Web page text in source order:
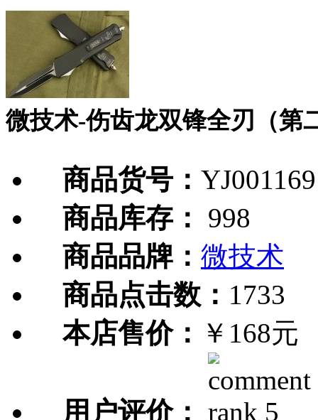
微技术-伤齿龙双锋全刃（第
商品货号： YJ001169
商品库存：
998
商品品牌： 微技术
商品点击数： 1733
本店售价： ￥168元
用户评价：